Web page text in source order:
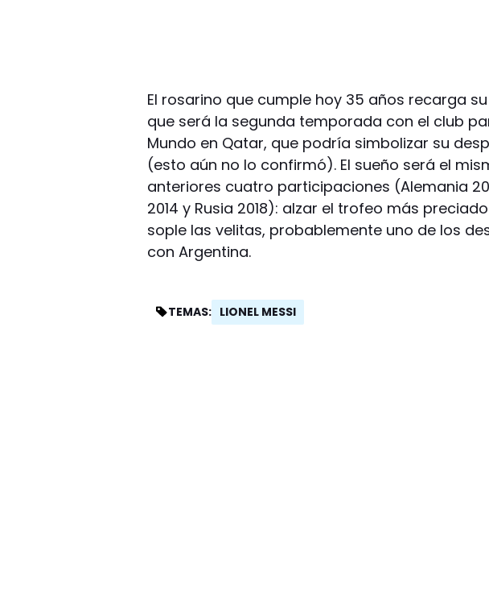
El rosarino que cumple hoy 35 años recarga
que será la segunda temporada con el club
Mundo en Qatar, que podría simbolizar su
(esto aún no lo confirmó). El sueño será el
anteriores cuatro participaciones (Alemania
2014 y Rusia 2018): alzar el trofeo más
sople las velitas, probablemente uno de los
con Argentina.
TEMAS: LIONEL MESSI